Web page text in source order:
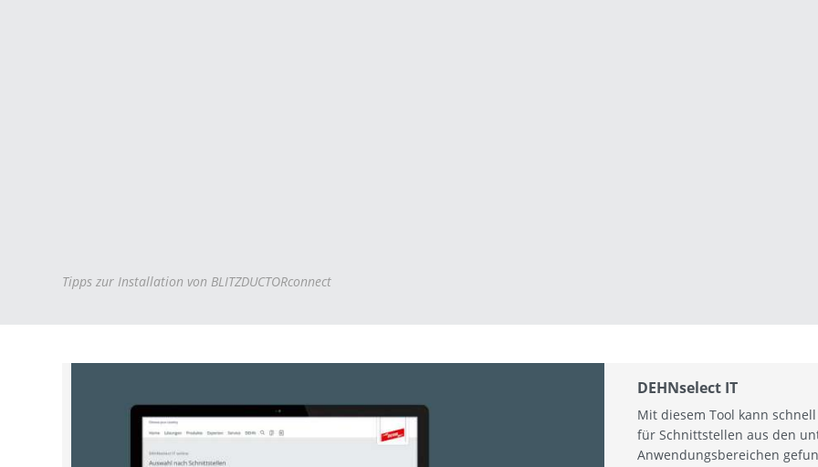
Tipps zur Installation von BLITZDUCTORconnect
DEHNselect IT
Mit diesem Tool kann
für Schnittstellen aus den
Anwendungsbereichen